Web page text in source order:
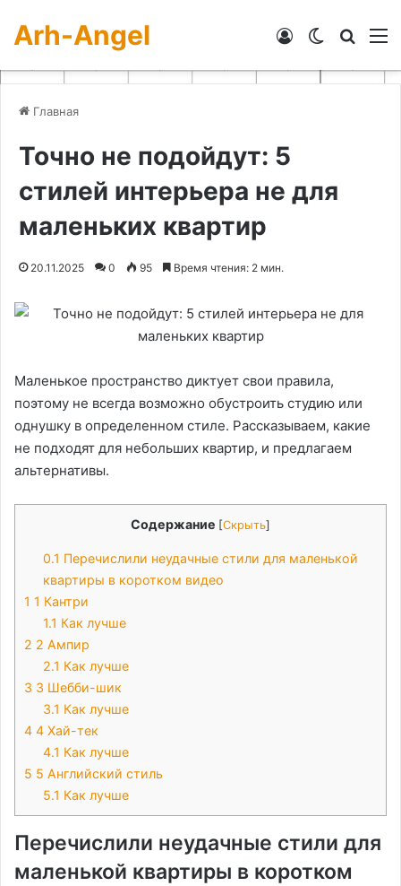
Arh-Angel Switch skin
Войти
Главная
Точно не подойдут: 5
стилей интерьера не для
маленьких квартир
20.11.2025 0 95 Время чтения: 2 мин.
Маленькое пространство диктует свои правила,
поэтому не всегда возможно обустроить студию или
однушку в определенном стиле. Рассказываем, какие
не подходят для небольших квартир, и предлагаем
альтернативы.
Содержание [Скрыть]
0.1 Перечислили неудачные стили для маленькой
квартиры в коротком видео
1 1 Кантри
1.1 Как лучше
2 2 Ампир
2.1 Как лучше
3 3 Шебби-шик
3.1 Как лучше
4 4 Хай-тек
4.1 Как лучше
5 5 Английский стиль
5.1 Как лучше
Перечислили неудачные стили для
маленькой квартиры в коротком